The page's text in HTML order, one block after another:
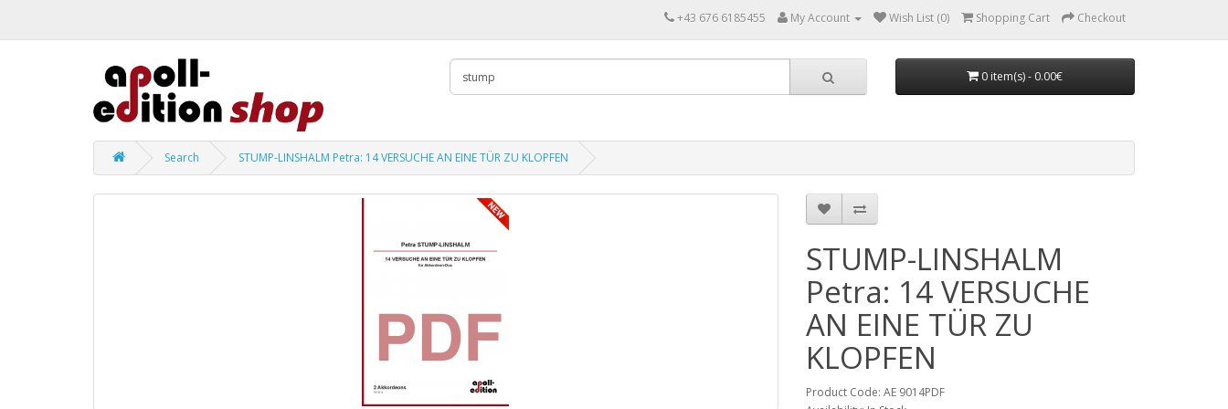
+43 676 6185455 My Account Wish List (0) Shopping Cart Checkout
0 item(s) - 0.00€
Search STUMP-LINSHALM Petra: 14 VERSUCHE AN EINE TÜR ZU KLOPFEN
STUMP-LINSHALM
Petra: 14 VERSUCHE
AN EINE TÜR ZU
KLOPFEN
Product Code: AE 9014PDF